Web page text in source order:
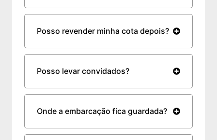
Posso revender minha cota depois?
Posso levar convidados?
Onde a embarcação fica guardada?